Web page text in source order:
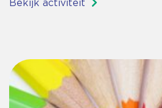
Bekijk activiteit